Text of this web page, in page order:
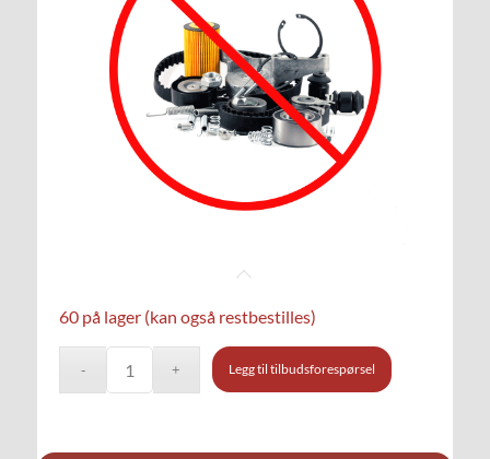
60 på lager (kan også restbestilles)
Legg til tilbudsforespørsel